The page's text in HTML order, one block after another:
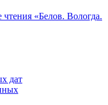
«Белов. Вологда.
дат